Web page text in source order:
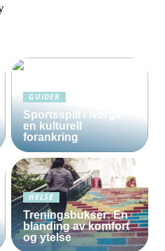
GUIDER
Sportsspill i Norge
en kulturell
forankring
HELSE
Treningsbukser: En
blanding av komfort
og ytelse